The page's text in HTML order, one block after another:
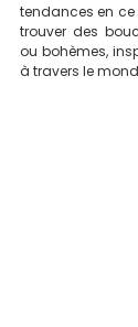
tendances en
trouver des
ou bohèmes,
à travers le